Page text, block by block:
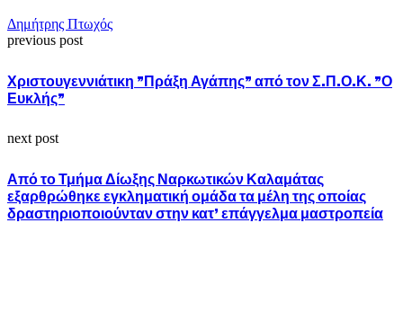
Δημήτρης Πτωχός
previous post
Χριστουγεννιάτικη ”Πράξη Αγάπης” από τον Σ.Π.Ο.Κ. ”Ο
Ευκλής”
next post
Από το Τμήμα Δίωξης Ναρκωτικών Καλαμάτας
εξαρθρώθηκε εγκληματική ομάδα τα μέλη της οποίας
δραστηριοποιούνταν στην κατ’ επάγγελμα μαστροπεία